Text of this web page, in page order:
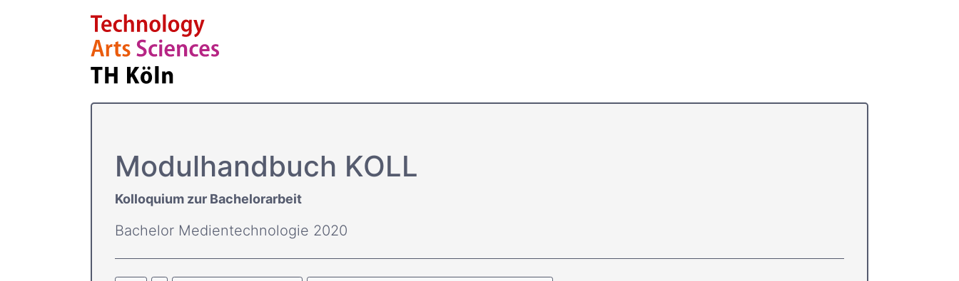
Modulhandbuch KOLL
Kolloquium zur Bachelorarbeit
Bachelor Medientechnologie 2020